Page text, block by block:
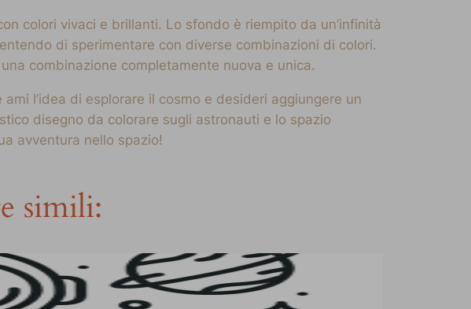
colori vivaci e brillanti. Lo sfondo è riempito da un’infinità
di sperimentare con diverse combinazioni di colori.
combinazione completamente nuova e unica.
l’idea di esplorare il cosmo e desideri aggiungere un
disegno da colorare sugli astronauti e lo spazio
avventura nello spazio!
simili: